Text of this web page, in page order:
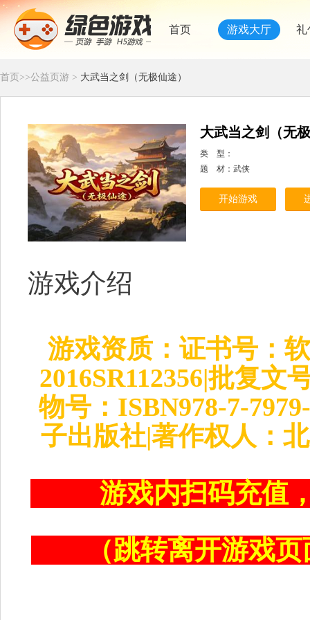
首页 游戏大厅 礼
首页 >>公益页游 > 大武当之剑（无极仙途）
大武当之剑（无
类 型：
题 材：武侠
开始游戏
游戏介绍
游戏资质：证书号：
2016SR112356|批复文
物号：ISBN978-7-
子出版社|著作权人：
游戏内扫码充值
（跳转离开游戏